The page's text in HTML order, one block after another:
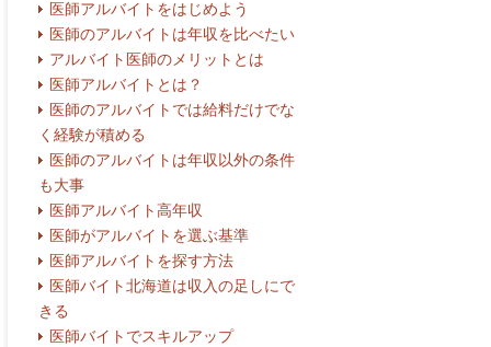
医師アルバイトをはじめよう
医師のアルバイトは年収を比べたい
アルバイト医師のメリットとは
医師アルバイトとは？
医師のアルバイトでは給料だけでな
く経験が積める
医師のアルバイトは年収以外の条件
も大事
医師アルバイト高年収
医師がアルバイトを選ぶ基準
医師アルバイトを探す方法
医師バイト北海道は収入の足しにで
きる
医師バイトでスキルアップ